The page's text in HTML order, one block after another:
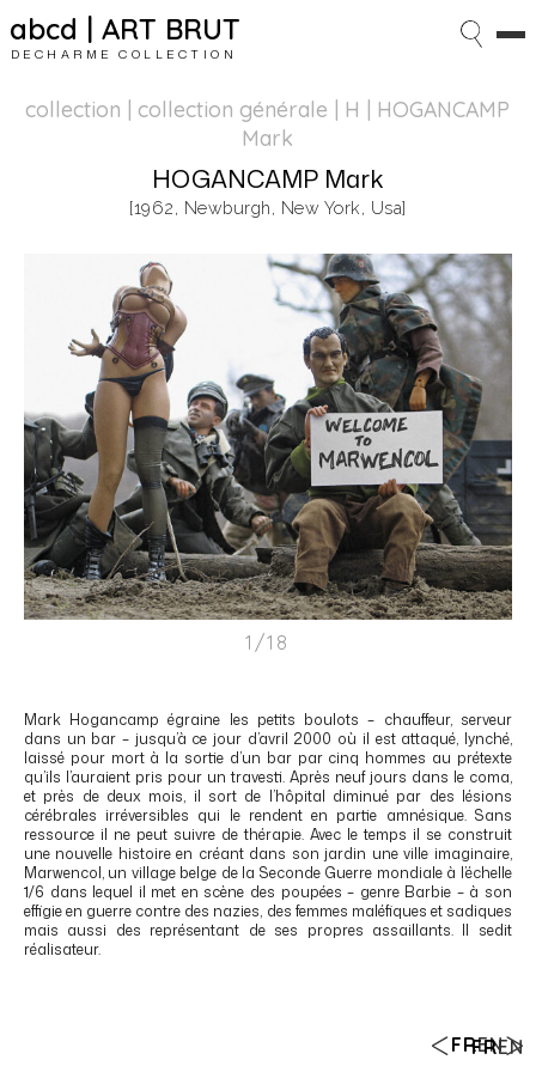
abcd | ART BRUT
DECHARME COLLECTION
FREN
collection | collection générale | H | HOGANCAMP
Mark
HOGANCAMP Mark
[1962, Newburgh, New York, Usa]
1/18
Mark Hogancamp égraine les petits boulots – chauffeur, serveur
dans un bar – jusqu’à ce jour d’avril 2000 où il est attaqué, lynché,
laissé pour mort à la sortie d’un bar par cinq hommes au prétexte
qu’ils l’auraient pris pour un travesti. Après neuf jours dans le coma,
et près de deux mois, il sort de l’hôpital diminué par des lésions
cérébrales irréversibles qui le rendent en partie amnésique. Sans
ressource il ne peut suivre de thérapie. Avec le temps il se construit
une nouvelle histoire en créant dans son jardin une ville imaginaire,
Marwencol, un village belge de la Seconde Guerre mondiale à l’échelle
1/6 dans lequel il met en scène des poupées – genre Barbie – à son
effigie en guerre contre des nazies, des femmes maléfiques et sadiques
mais aussi des représentant de ses propres assaillants. Il sedit
réalisateur.
FREN